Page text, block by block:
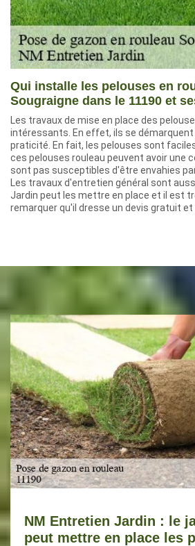
Qui installe les pelouses en
Sougraigne dans le 11190 et
Les travaux de mise en place des
intéressants. En effet, ils se
praticité. En fait, les pelouses sont
ces pelouses rouleau peuvent avoir une
sont pas susceptibles d'être envahies
Les travaux d'entretien général sont
Jardin peut les mettre en place et il est
remarquer qu'il dresse un devis gratuit et
NM Entretien Jardin : le
peut mettre en place les